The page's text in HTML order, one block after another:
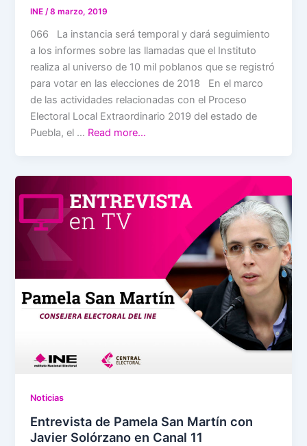
INE/8 marzo, 2019
066 La instancia será temporal y dará seguimiento
a los informes sobre las llamadas que el Instituto
realiza al universo de 10 mil poblanos que se registró
para votar en las elecciones de 2018 En el marco
de las actividades relacionadas con el Proceso
Electoral Local Extraordinario 2019 del estado de
Puebla, el … Read more…
Noticias
Entrevista de Pamela San Martín con
Javier Solórzano en Canal 11